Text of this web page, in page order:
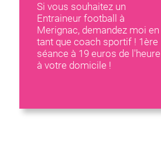
Si vous souhaitez un
Entraineur football à
Merignac, demandez moi en
tant que coach sportif ! 1ère
séance à 19 euros de l'heure
à votre domicile !